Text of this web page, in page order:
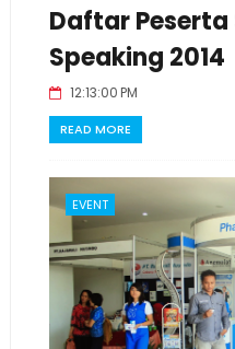
Daftar Peserta
Speaking 2014
12:13:00 PM
READ MORE
EVENT